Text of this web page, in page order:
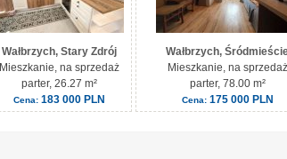
Wałbrzych, Stary Zdrój
Mieszkanie, na sprzedaż
parter, 26.27 m²
Cena: 183 000 PLN
Wałbrzych,
Mieszkanie, na sprzedaż
parter, 78.00 m²
Cena: 175 000 PLN